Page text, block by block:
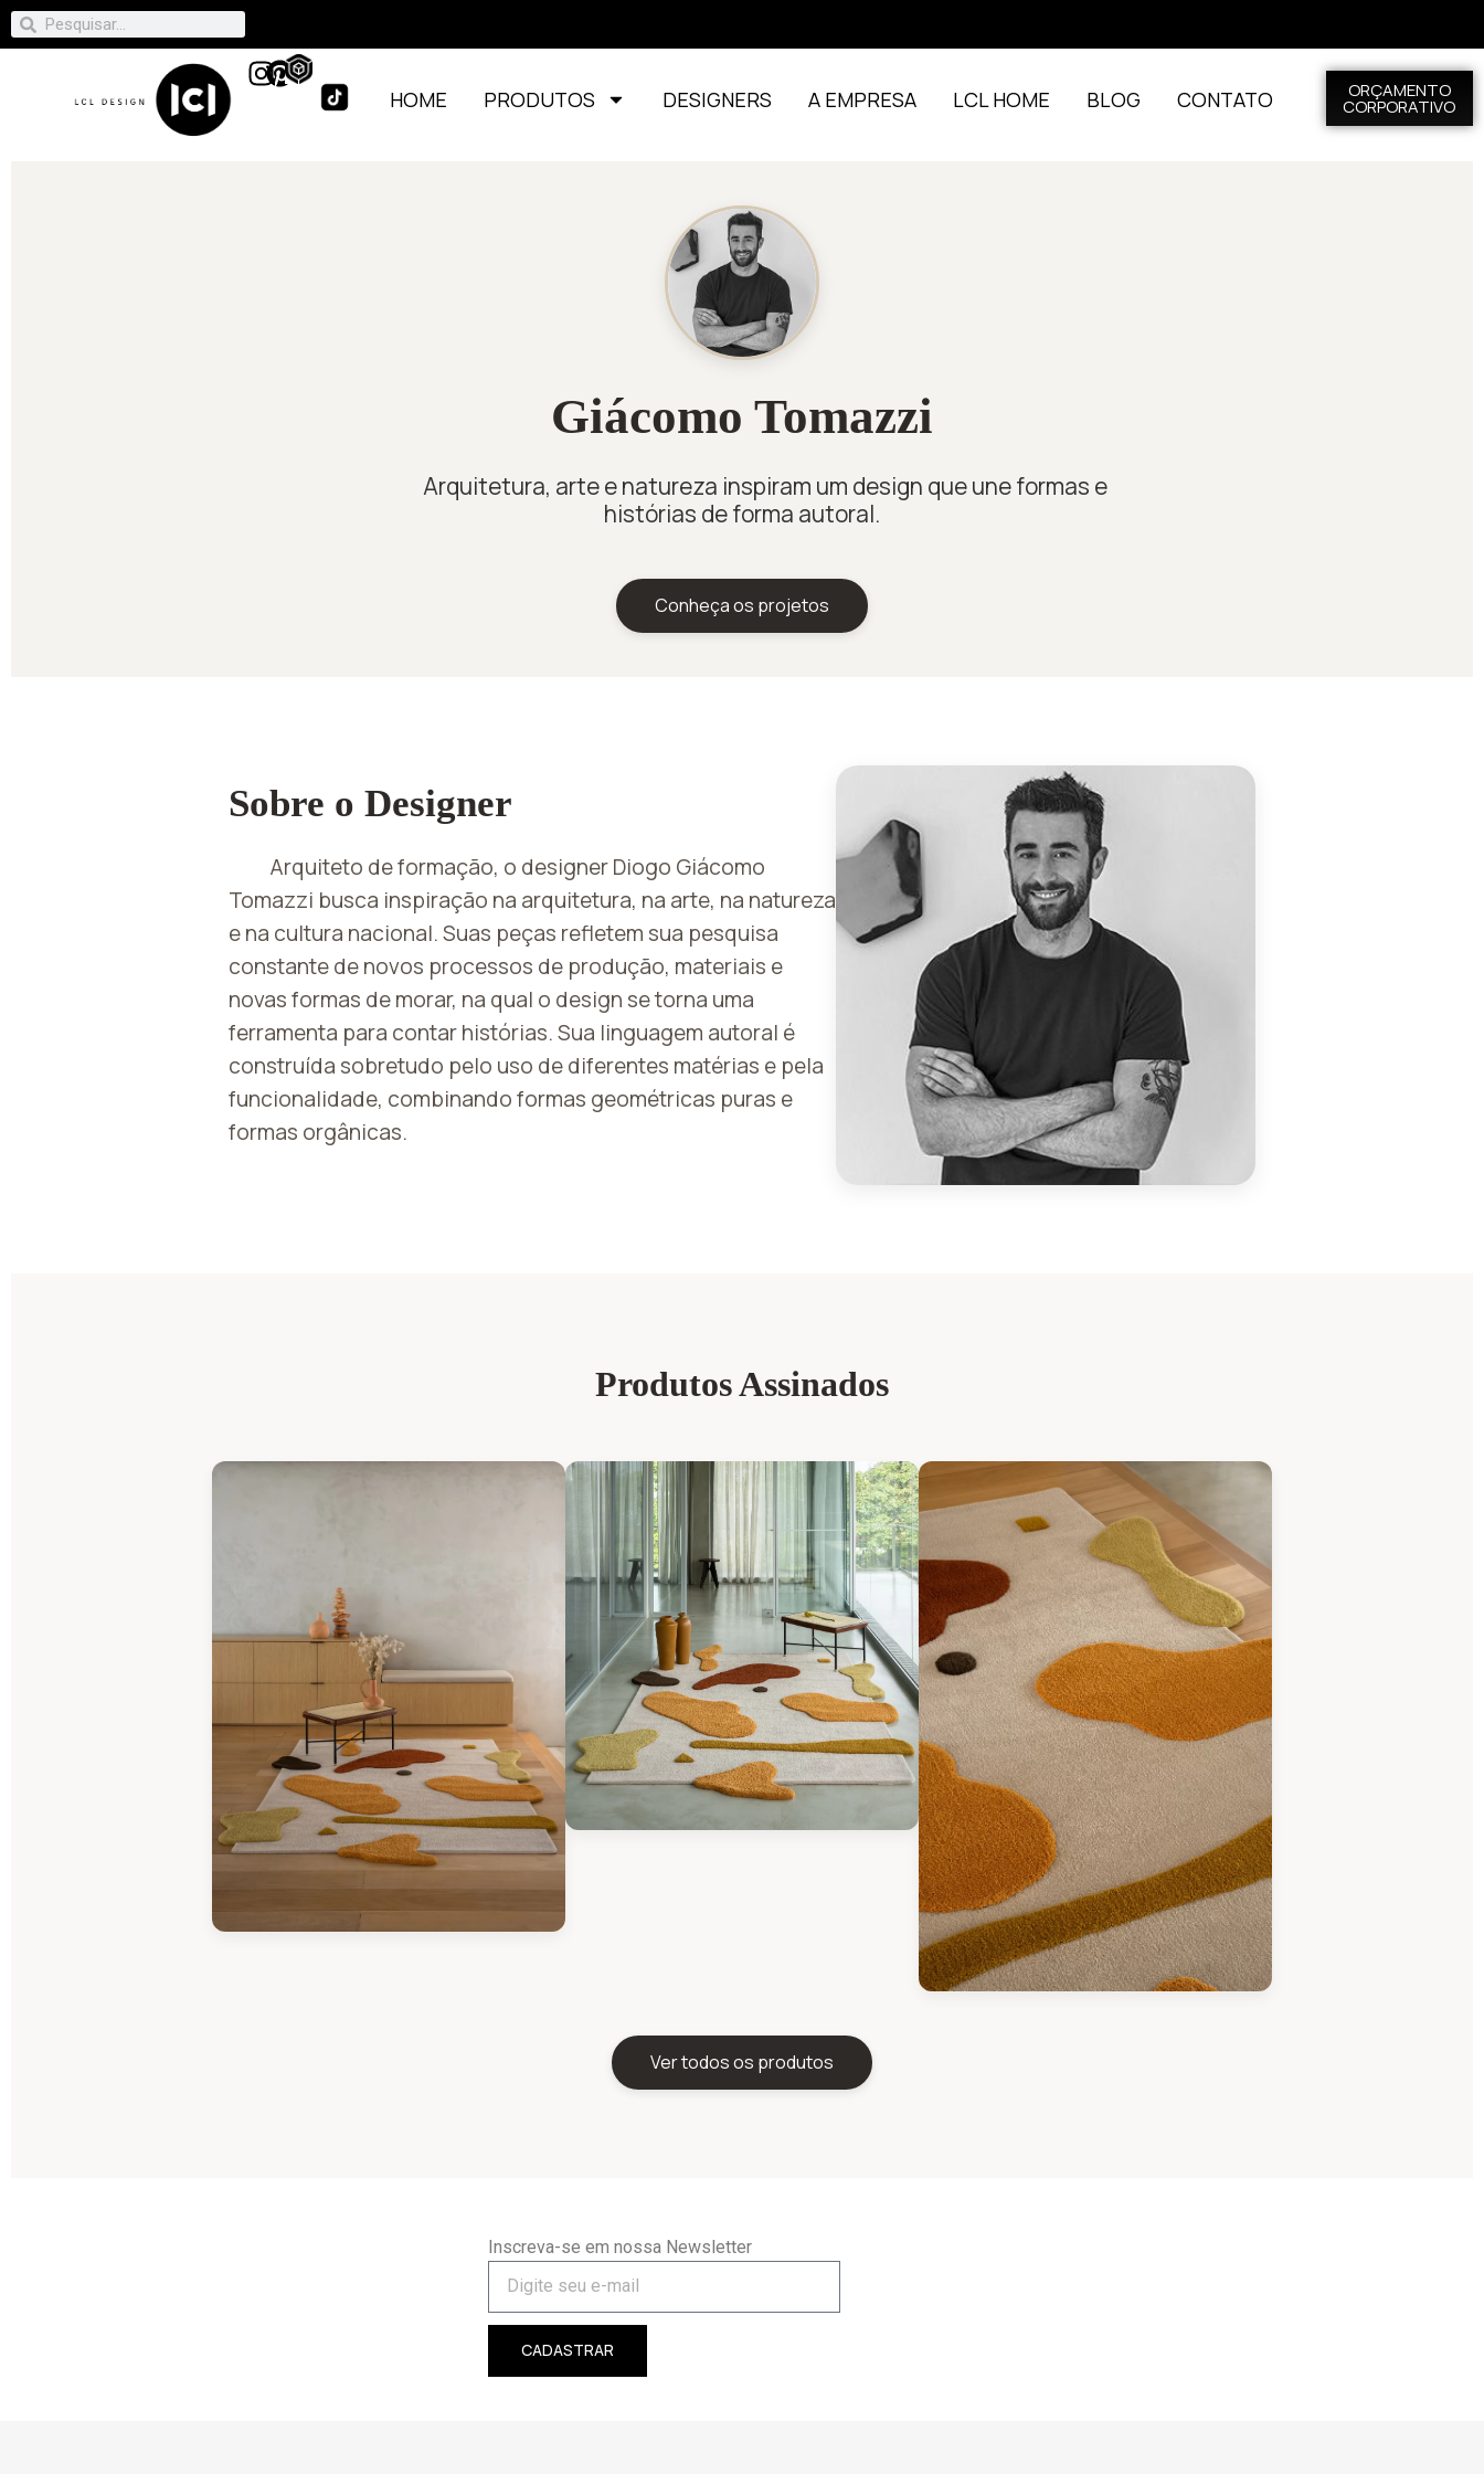
HOME PRODUTOS DESIGNERS A EMPRESA LCL HOME BLOG CONTATO ORÇAMENTO
CORPORATIVO
Giácomo Tomazzi
Arquitetura, arte e natureza inspiram um design que une formas e
histórias de forma autoral.
Conheça os projetos
Sobre o Designer
Arquiteto de formação, o designer Diogo Giácomo
Tomazzi busca inspiração na arquitetura, na arte, na natureza
e na cultura nacional. Suas peças refletem sua pesquisa
constante de novos processos de produção, materiais e
novas formas de morar, na qual o design se torna uma
ferramenta para contar histórias. Sua linguagem autoral é
construída sobretudo pelo uso de diferentes matérias e pela
funcionalidade, combinando formas geométricas puras e
formas orgânicas.
Produtos Assinados
Ver todos os produtos
Inscreva-se em nossa Newsletter
CADASTRAR